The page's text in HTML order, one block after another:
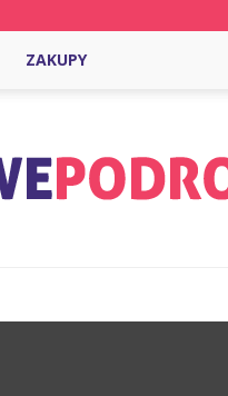
ZAKUPY
OdlotowePodroze.pl